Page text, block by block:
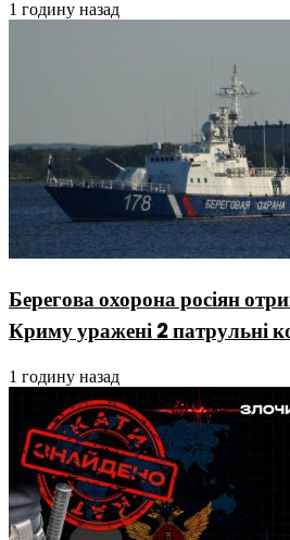
1 годину назад
Берегова охорона росіян
Криму уражені 2 патрульні
1 годину назад